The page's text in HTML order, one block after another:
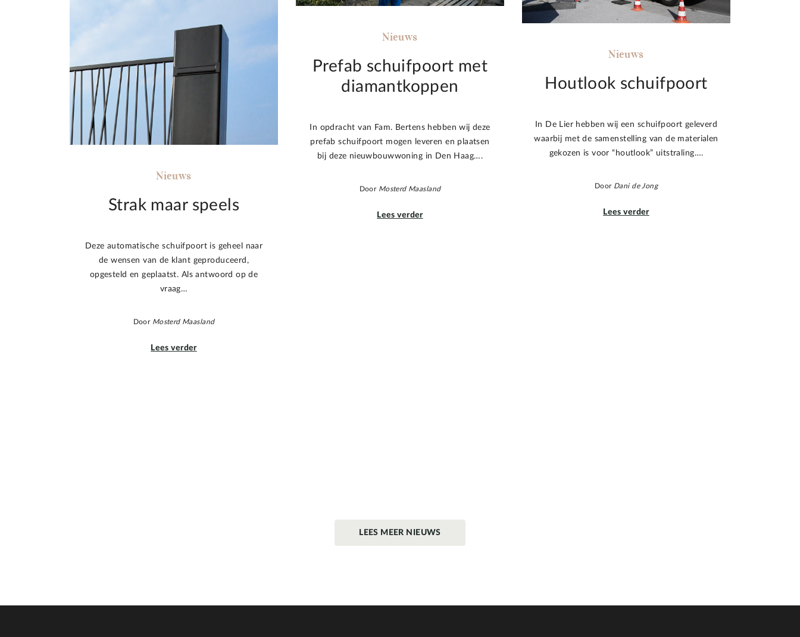
Nieuws
Prefab schuifpoort met
diamantkoppen
In opdracht van Fam. Bertens hebben wij deze
prefab schuifpoort mogen leveren en plaatsen
bij deze nieuwbouwwoning in Den Haag….
Door Mosterd Maasland
Lees verder
Nieuws
Houtlook schuifpoort
In De Lier hebben wij een schuifpoort geleverd
waarbij met de samenstelling van de materialen
gekozen is voor “houtlook” uitstraling….
Door Dani de Jong
Lees verder
Nieuws
Strak maar speels
Deze automatische schuifpoort is geheel naar
de wensen van de klant geproduceerd,
opgesteld en geplaatst. Als antwoord op de
vraag…
Door Mosterd Maasland
Lees verder
LEES MEER NIEUWS